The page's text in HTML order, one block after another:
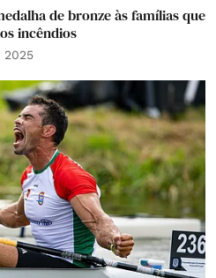
de bronze às famílias que
incêndios
2025